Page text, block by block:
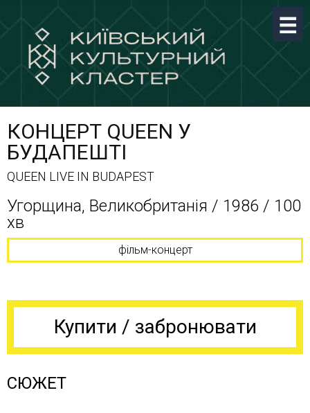
КОНЦЕРТ QUEEN У
БУДАПЕШТІ
QUEEN LIVE IN BUDAPEST
Угорщина, Великобританія / 1986 / 100
хв
фільм-концерт
Купити / забронювати
СЮЖЕТ